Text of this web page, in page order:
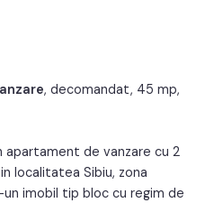
2023
Nord-Est
, decomandat, 45 mp,
apartament de vanzare cu 2
localitatea Sibiu, zona
imobil tip bloc cu regim de